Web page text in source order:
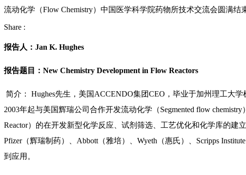
流动化学（Flow Chemistry）中国医学科学院药物所技术交流会圆满结
Share :
报告人：Jan K. Hughes
报告题目：New Chemistry Development in Flow Reactors
简介： Hughes先生，美国ACCENDO集团CEO，毕业于加州理工大
2003年起与美国辉瑞公司合作开发流动化学（Segmented flow
Reactor）的在开发新型化学反应、试剂筛选、工艺优化和化学库的
Pfizer（辉瑞制药）、Abbott（雅培）、Wyeth（惠氏）、Scripps
到应用。